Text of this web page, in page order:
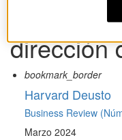
Artículos
dirección
bookmark_border
Harvard Deusto
Business Review
Marzo 2024